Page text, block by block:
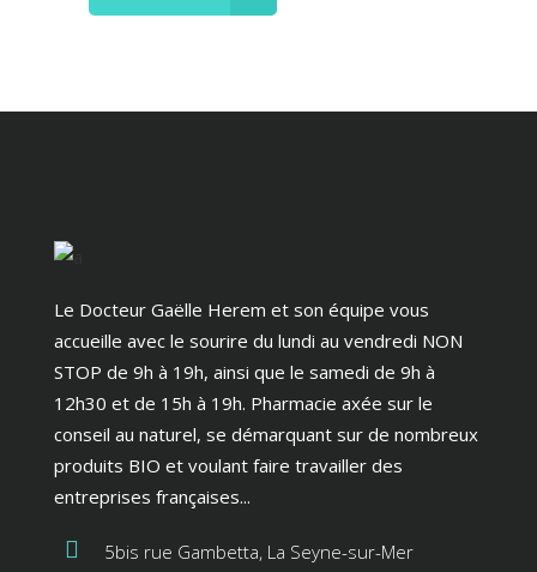
Le Docteur Gaëlle Herem et son équipe vous
accueille avec le sourire du lundi au vendredi NON
STOP de 9h à 19h, ainsi que le samedi de 9h à
12h30 et de 15h à 19h. Pharmacie axée sur le
conseil au naturel, se démarquant sur de nombreux
produits BIO et voulant faire travailler des
entreprises françaises...
5bis rue Gambetta, La Seyne-sur-Mer